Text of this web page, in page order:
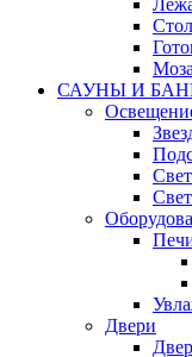
САУНЫ И
Двери